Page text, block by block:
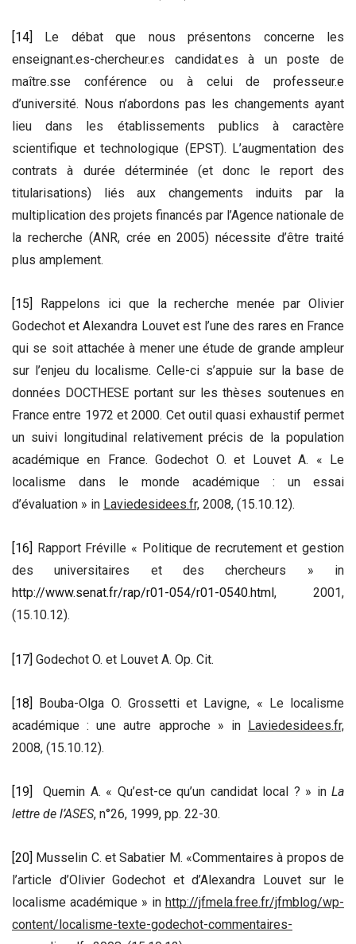
[14]
Le débat que nous présentons concerne les
enseignant.es-chercheur.es candidat.es à un poste de
maître.sse conférence ou à celui de professeur.e
d’université. Nous n’abordons pas les changements ayant
lieu dans les établissements publics à caractère
scientifique et technologique (EPST). L’augmentation des
contrats à durée déterminée (et donc le report des
titularisations) liés aux changements induits par la
multiplication des projets financés par l’Agence nationale de
la recherche (ANR, crée en 2005) nécessite d’être traité
plus amplement.
[15]
Rappelons ici que la recherche menée par Olivier
Godechot et Alexandra Louvet est l’une des rares en France
qui se soit attachée à mener une étude de grande ampleur
sur l’enjeu du localisme. Celle-ci s’appuie sur la base de
données DOCTHESE portant sur les thèses soutenues en
France entre 1972 et 2000. Cet outil quasi exhaustif permet
un suivi longitudinal relativement précis de la population
académique en France. Godechot O. et Louvet A. « Le
localisme dans le monde académique : un essai
d’évaluation » in Laviedesidees.fr, 2008, (15.10.12).
[16]
Rapport Fréville « Politique de recrutement et gestion
des universitaires et des chercheurs » in
http://www.senat.fr/rap/r01-054/r01-0540.html , 2001,
(15.10.12).
[17] Godechot O. et Louvet A. Op. Cit.
[18] Bouba-Olga O. Grossetti et Lavigne, « Le localisme
académique : une autre approche » in Laviedesidees.fr,
2008, (15.10.12).
[19] Quemin A. « Qu’est-ce qu’un candidat local ? » in La
lettre de l’ASES, n°26, 1999, pp. 22-30.
[20] Musselin C. et Sabatier M. «Commentaires à propos de
l’article d’Olivier Godechot et d’Alexandra Louvet sur le
localisme académique » in http://jfmela.free.fr/jfmblog/wp-
content/localisme-texte-godechot-commentaires-